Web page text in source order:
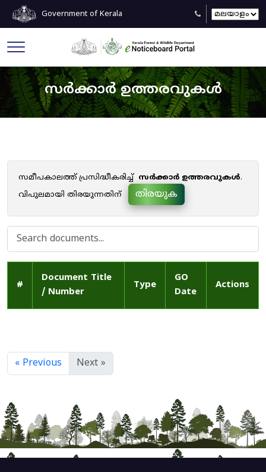
Government of Kerala
സർക്കാർ ഉത്തരവുകൾ
സമീപകാലത്ത് പ്രസിദ്ധീകരിച്ച് സർക്കാർ ഉത്തരവുകൾ.
വിപുലമായി തിരയുന്നതിന്
തിരയുക
#
Document Title
/ Number
Type
GO
Date
Actions
« Previous Next »